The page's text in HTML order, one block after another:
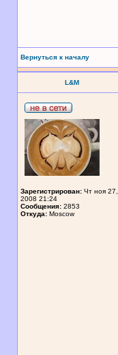
Вернуться к началу
L&M
Зарегистрирован: Чт ноя 27,
2008 21:24
Сообщения: 2853
Откуда: Moscow